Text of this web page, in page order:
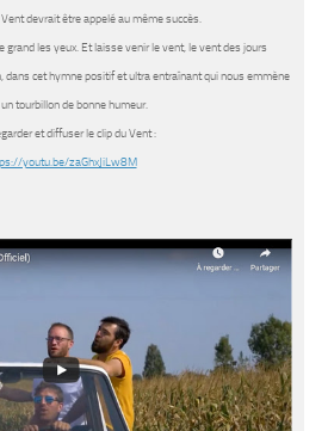
Ventdevrait être appelé au même succès.
grand les yeux. Et laisse venir le vent, le vent des jours
, dans cet hymne positif et ultra entraînant qui nous emmène
tourbillon de bonne humeur.
et diffuser le clip du Vent :
youtu.be/zaGhxJiLw8M